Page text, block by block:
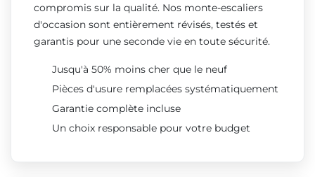
compromis sur la qualité. Nos monte-escaliers
d'occasion sont entièrement révisés, testés et
garantis pour une seconde vie en toute sécurité.
Jusqu'à 50% moins cher que le neuf
Pièces d'usure remplacées systématiquement
Garantie complète incluse
Un choix responsable pour votre budget